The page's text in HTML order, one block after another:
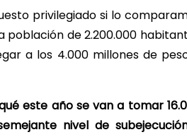
privilegiado si lo
población de 2.200.000
a los 4.000 millones de
este año se van a tomar
nivel de